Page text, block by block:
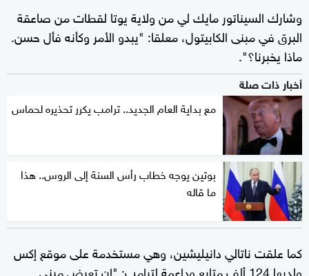
وشارك السيناتور مايك لي من ولاية يوتا لقطات من صاعقة
البرق في مبنى الكابيتول، معلقا: "يبدو الأمر وكأنه فأل حسن.
ماذا يخبرنا؟".
أخبار ذات صلة
مع بداية العام الجديد.. ترامب يكرر تحذيره لحماس
بوتين يوجه خطاب رأس السنة إلى الروس.. هذا
ما قاله
كما علقت ناتالي دانيليشين، وهي مستخدمة على موقع إكس
ولديها 124 ألف متابع وداعمة لترامب: "إن تعرض مبنى